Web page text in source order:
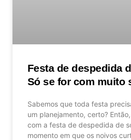
Festa de despedida
Só se for com muito
Sabemos que toda festa
um planejamento, certo?
com a festa de despedida de
momento em que os noivos